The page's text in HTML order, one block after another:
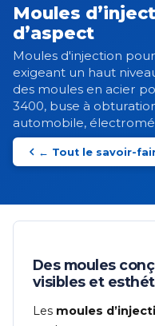
Moules
d’aspect
Moules d'injection
exigeant un haut
des moules en acier
3400, buse à
automobile,
← Tout le savoir-
Des moules
visibles et
Les moules